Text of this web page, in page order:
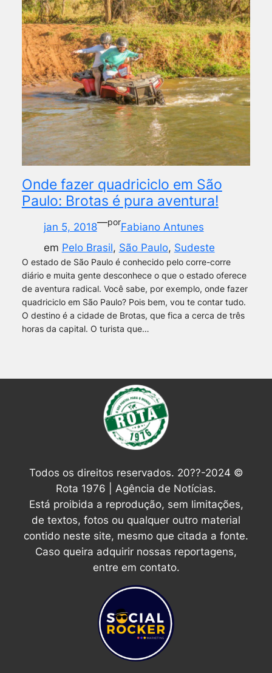
Onde fazer quadriciclo em São
Paulo: Brotas é pura aventura!
jan 5, 2018—porFabiano Antunes
em Pelo Brasil, São Paulo, Sudeste
O estado de São Paulo é conhecido pelo corre-corre
diário e muita gente desconhece o que o estado oferece
de aventura radical. Você sabe, por exemplo, onde fazer
quadriciclo em São Paulo? Pois bem, vou te contar tudo.
O destino é a cidade de Brotas, que fica a cerca de três
horas da capital. O turista que…
Todos os direitos reservados. 20??-2024 ©
Rota 1976 | Agência de Notícias.
Está proibida a reprodução, sem limitações,
de textos, fotos ou qualquer outro material
contido neste site, mesmo que citada a fonte.
Caso queira adquirir nossas reportagens,
entre em contato.